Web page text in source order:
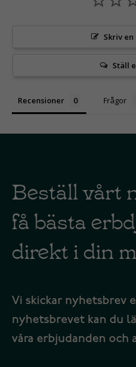
Skriv
Ställ
Recensioner Frågor
Beställ vårt
få bästa
direkt i din
Vi skickar nyhetsbrev
nyhetsbrevet kan du
våra erbjudanden och